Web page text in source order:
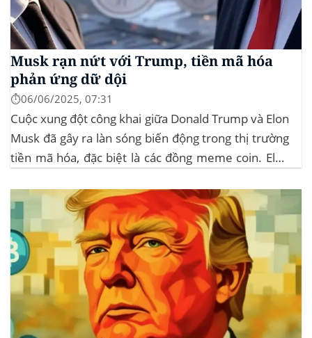
Musk rạn nứt với Trump, tiền mã hóa
phản ứng dữ dội
⏱️06/06/2025, 07:31
Cuộc xung đột công khai giữa Donald Trump và Elon
Musk đã gây ra làn sóng biến động trong thị trường
tiền mã hóa, đặc biệt là các đồng meme coin. Elon
Government Efficiency) và chỉ trích dự luật “Big
Beautiful Bill” của Trump,...